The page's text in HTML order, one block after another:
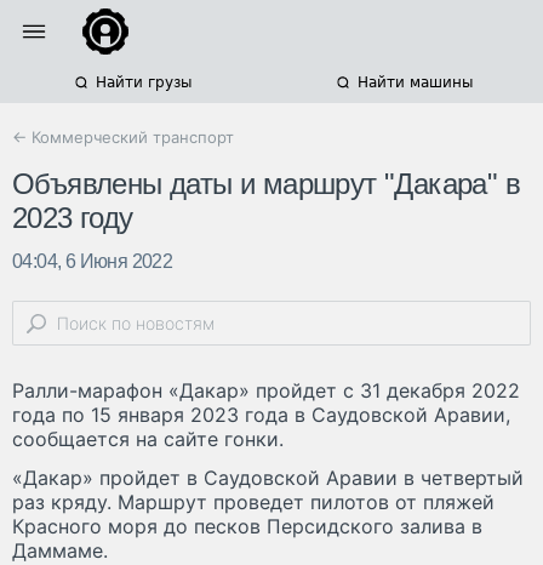
Найти грузы Найти машины
← Коммерческий транспорт
Объявлены даты и маршрут "Дакара" в
2023 году
04:04, 6 Июня 2022
Ралли-марафон «Дакар» пройдет с 31 декабря 2022
года по 15 января 2023 года в Саудовской Аравии,
сообщается на сайте гонки.
«Дакар» пройдет в Саудовской Аравии в четвертый
раз кряду. Маршрут проведет пилотов от пляжей
Красного моря до песков Персидского залива в
Даммаме.